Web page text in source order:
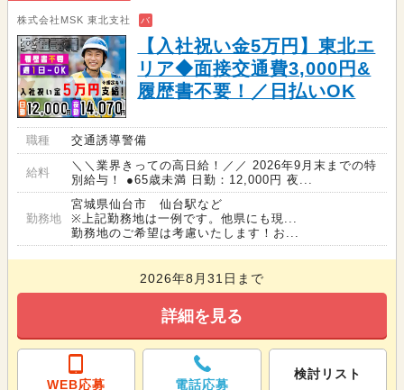
株式会社MSK 東北支社 バ
【入社祝い金5万円】東北エ
リア◆面接交通費3,000円&
履歴書不要！／日払いOK
職種 交通誘導警備
給料
＼＼業界きっての高日給！／／ 2026年9月末までの特
別給与！ ●65歳未満 日勤：12,000円 夜...
勤務地
宮城県仙台市 仙台駅など
※上記勤務地は一例です。他県にも現...
勤務地のご希望は考慮いたします！お...
2026年8月31日まで
詳細を見る
WEB応募 電話応募
検討リスト